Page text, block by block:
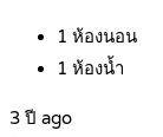
1 ห้องนอน
1 ห้องน้ำ
3 ปี ago